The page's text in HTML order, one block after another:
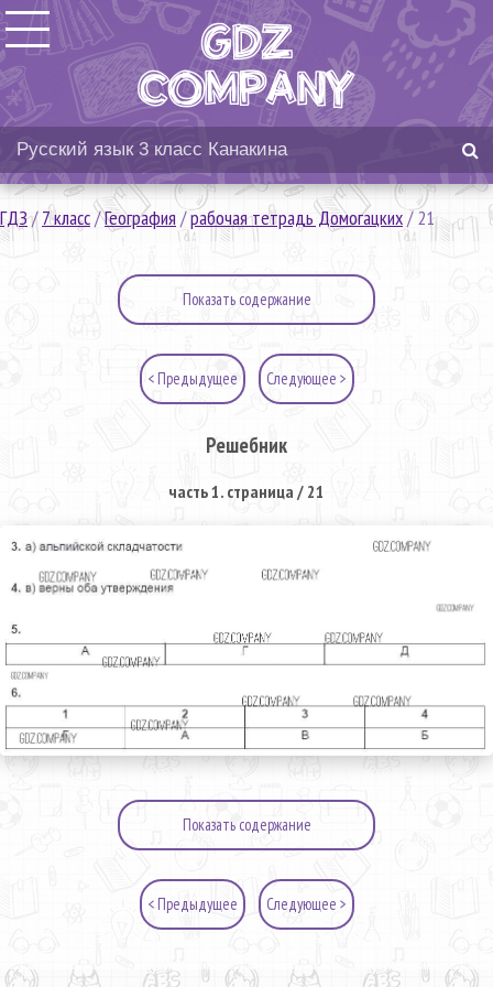
ГДЗ/7 класс/География /рабочая тетрадь Домогацких/21
Показать содержание
< Предыдущее Следующее >
Решебник
часть 1. страница / 21
Показать содержание
< Предыдущее Следующее >